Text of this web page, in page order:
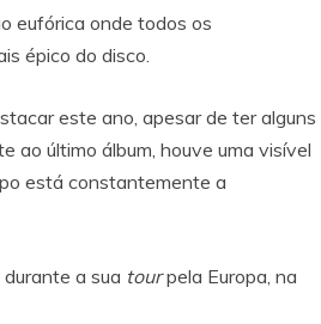
eufórica onde todos os
épico do disco.
este ano, apesar de ter alguns
ao último álbum, houve uma visível
está constantemente a
a sua tourpela Europa, na